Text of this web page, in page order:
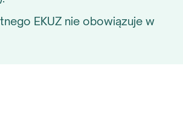
EKUZ nie obowiązuje w